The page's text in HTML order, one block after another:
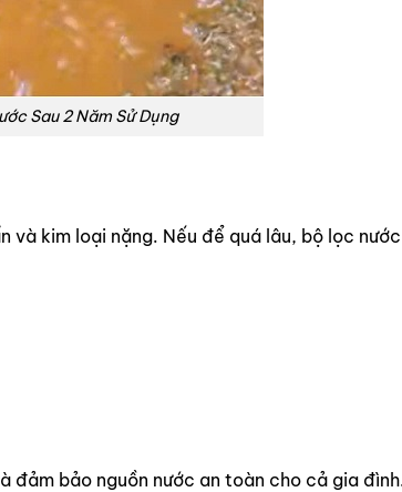
Sau 2 Năm Sử Dụng
và kim loại nặng. Nếu để quá lâu, bộ lọc
đảm bảo nguồn nước an toàn cho cả gia